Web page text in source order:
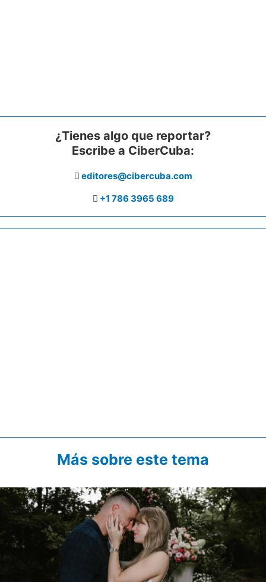
¿Tienes algo que reportar?
Escribe a CiberCuba:
editores@cibercuba.com
+1 786 3965 689
Más sobre este tema